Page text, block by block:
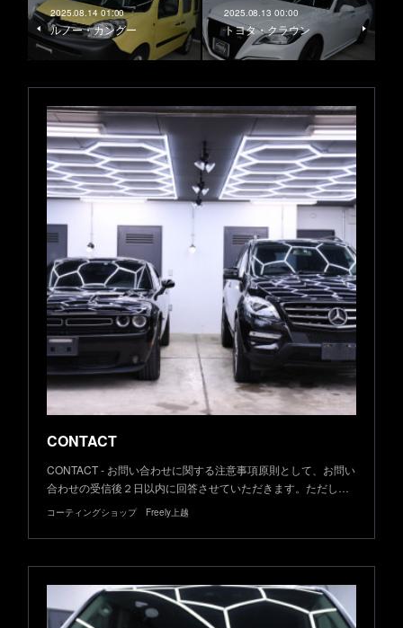
2025.08.14 01:00
ルノー・カングー
2025.08.13 00:00
トヨタ・クラウン
CONTACT
CONTACT - お問い合わせに関する注意事項原則として、お問い
合わせの受信後２日以内に回答させていただきます。ただし…
コーティングショップ Freely上越